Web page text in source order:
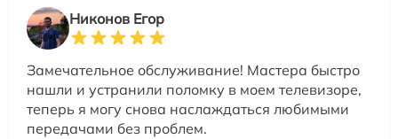
Никонов Егор
Замечательное обслуживание! Мастера быстро
нашли и устранили поломку в моем телевизоре,
теперь я могу снова наслаждаться любимыми
передачами без проблем.